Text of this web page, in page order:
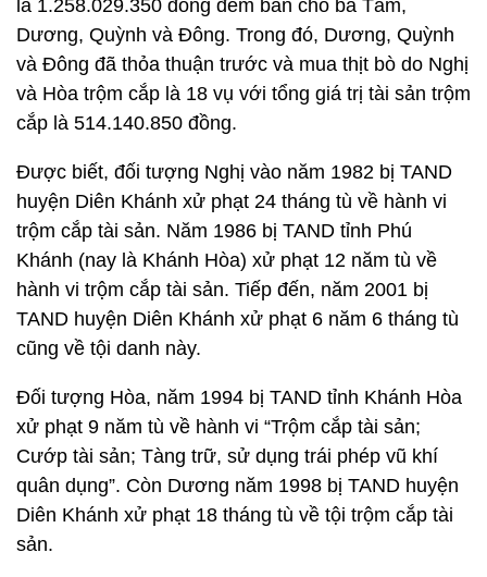
là 1.258.029.350 đồng đem bán cho bà Tám,
Dương, Quỳnh và Đông. Trong đó, Dương, Quỳnh
và Đông đã thỏa thuận trước và mua thịt bò do Nghị
và Hòa trộm cắp là 18 vụ với tổng giá trị tài sản trộm
cắp là 514.140.850 đồng.
Được biết, đối tượng Nghị vào năm 1982 bị TAND
huyện Diên Khánh xử phạt 24 tháng tù về hành vi
trộm cắp tài sản. Năm 1986 bị TAND tỉnh Phú
Khánh (nay là Khánh Hòa) xử phạt 12 năm tù về
hành vi trộm cắp tài sản. Tiếp đến, năm 2001 bị
TAND huyện Diên Khánh xử phạt 6 năm 6 tháng tù
cũng về tội danh này.
Đối tượng Hòa, năm 1994 bị TAND tỉnh Khánh Hòa
xử phạt 9 năm tù về hành vi “Trộm cắp tài sản;
Cướp tài sản; Tàng trữ, sử dụng trái phép vũ khí
quân dụng”. Còn Dương năm 1998 bị TAND huyện
Diên Khánh xử phạt 18 tháng tù về tội trộm cắp tài
sản.